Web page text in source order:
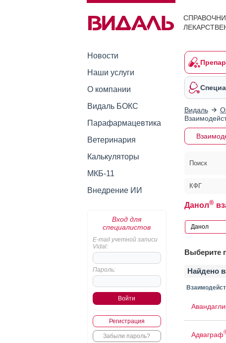
Новости
Наши услуги
О компании
Видаль БОКС
Парафармацевтика
Ветеринария
Калькуляторы
МКБ-11
Внедрение ИИ
Вход для
специалистов
E-mail учетной записи
Vidal:
Пароль:
Регистрация
Забыли пароль?
Видаль
Поиск
КФГ
Данол®
Выберите
Найдено
Адваграф